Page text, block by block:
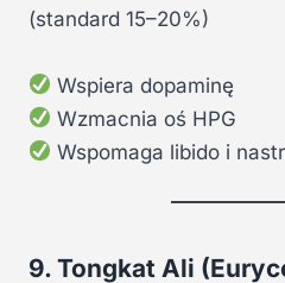
(standard 15–20%)
Wspiera dopaminę
Wzmacnia oś HPG
Wspomaga libido i
9. Tongkat Ali